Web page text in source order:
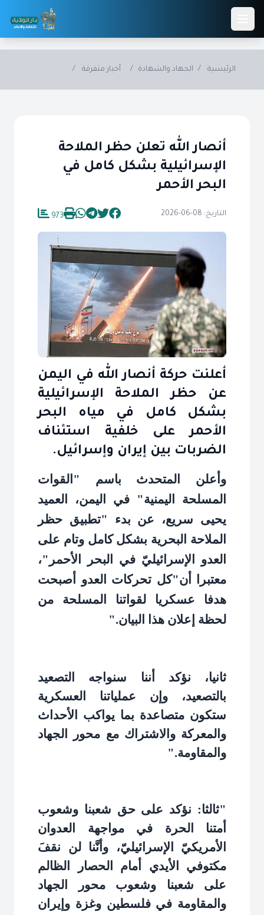
Skip to main content
الرئيسية / الجهاد والشهادة / أخبار متفرقة /
أنصار الله تعلن حظر الملاحة
الإسرائيلية بشكل كامل في
البحر الأحمر
التاريخ: 08-06-2026 973
أعلنت حركة أنصار الله في اليمن
عن حظر الملاحة الإسرائيلية
بشكل كامل في مياه البحر
الأحمر على خلفية استئناف
الضربات بين إيران وإسرائيل.
وأعلن المتحدث باسم "القوات
المسلحة اليمنية" في اليمن، العميد
يحيى سريع، عن بدء "تطبيق حظر
الملاحة البحرية بشكل كامل وتام على
العدو الإسرائيليّ في البحر الأحمر"،
معتبرا أن"كل تحركات العدو أصبحت
هدفا عسكريا لقواتنا المسلحة من
لحظة إعلان هذا البيان".
ثانيا، نؤكد أننا سنواجه التصعيد
بالتصعيد، وإن عملياتنا العسكرية
ستكون متصاعدة بما يواكب الأحداث
والمعركة والاشتراك مع محور الجهاد
والمقاومة".
"ثالثا: نؤكد على حق شعبنا وشعوب
أمتنا الحرة في مواجهة العدوان
الأمريكيّ الإسرائيليّ، وأنَّنا لن نقفَ
مكتوفي الأيدي أمام الحصار الظالم
على شعبنا وشعوب محور الجهاد
والمقاومة في فلسطين وغزة وإيران